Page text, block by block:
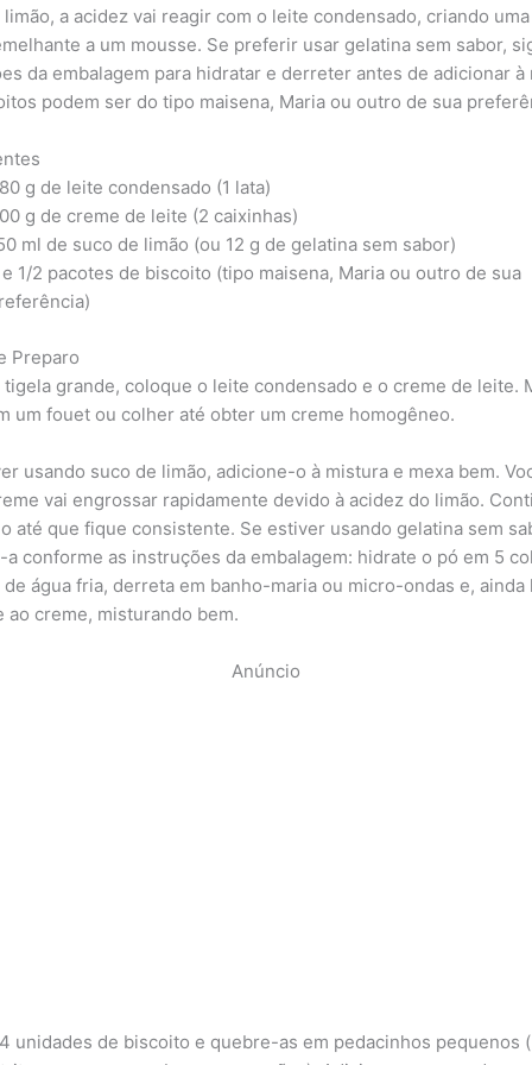
a acidez vai reagir com o leite condensado, criando
a um mousse. Se preferir usar gelatina sem sabor,
da embalagem para hidratar e derreter antes de adicionar à
podem ser do tipo maisena, Maria ou outro de sua
g de leite condensado (1 lata)
g de creme de leite (2 caixinhas)
ml de suco de limão (ou 12 g de gelatina sem sabor)
1/2 pacotes de biscoito (tipo maisena, Maria ou outro de sua
Preparo
tigela grande, coloque o leite condensado e o creme de leite.
um fouet ou colher até obter um creme homogêneo.
usando suco de limão, adicione-o à mistura e mexa bem.
vai engrossar rapidamente devido à acidez do limão.
até que fique consistente. Se estiver usando gelatina sem
a conforme as instruções da embalagem: hidrate o pó em 5
de água fria, derreta em banho-maria ou micro-ondas e, ainda
ao creme, misturando bem.
Anúncio
unidades de biscoito e quebre-as em pedacinhos pequenos